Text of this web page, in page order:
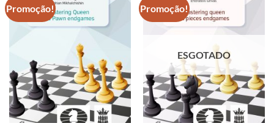
Promoção!
Adicionar
desejos
Promoção!
Adicionar
desejos
ESGOTADO